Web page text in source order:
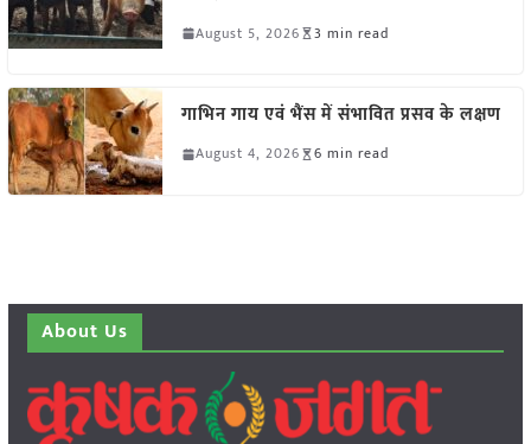
August 5, 2026 3 min read
गाभिन गाय एवं भैंस में संभावित प्रसव के लक्षण
August 4, 2026 6 min read
About Us